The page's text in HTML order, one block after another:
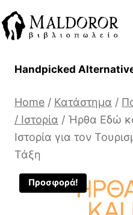
to
content
Handpicked
Home / Κατάστημα /
/ Ιστορία / Ήρθα Εδώ
Ιστορία για τον
Τάξη
Προσφορά!